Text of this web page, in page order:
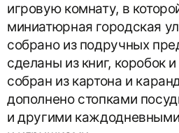
игровую комнату, в
миниатюрная городская
собрано из подручных
сделаны из книг, коробок
собран из картона и
дополнено стопками
и другими